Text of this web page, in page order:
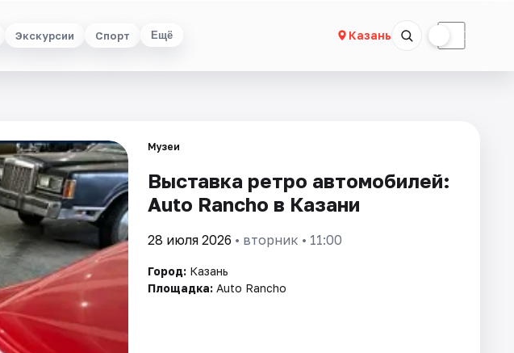
Экскурсии Спорт Ещё Казань ☾
Музеи
Выставка ретро автомобилей:
Auto Rancho в Казани
28 июля 2026 • вторник • 11:00
Город: Казань
Площадка: Auto Rancho